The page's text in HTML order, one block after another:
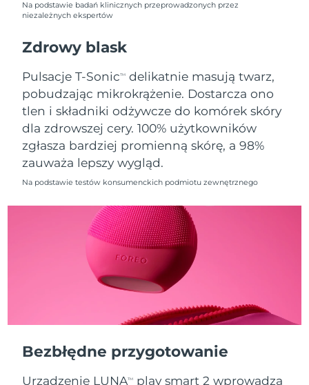
Na podstawie badań klinicznych przeprowadzonych przez
niezależnych ekspertów
Zdrowy blask
Pulsacje T-SonicTM
delikatnie masują twarz,
pobudzając mikrokrążenie. Dostarcza ono
tlen i składniki odżywcze do komórek skóry
dla zdrowszej cery. 100% użytkowników
zgłasza bardziej promienną skórę, a 98%
zauważa lepszy wygląd.
Na podstawie testów konsumenckich podmiotu zewnętrznego
Bezbłędne przygotowanie
Urządzenie LUNATM
play smart 2 wprowadza
Nowa Zelandia
Oczekiwany czas dostawy
8/10/26
Norwegia
Oczekiwany czas dostawy
Oman
Oczekiwany czas dostawy
8/13/26
Oczekiwany czas dostawy
Oczekiwany czas dostawy
Portoryko
Oczekiwany czas dostawy
Oczekiwany czas dostawy